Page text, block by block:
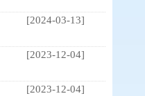
[2024-03-13]
[2023-12-04]
[2023-12-04]